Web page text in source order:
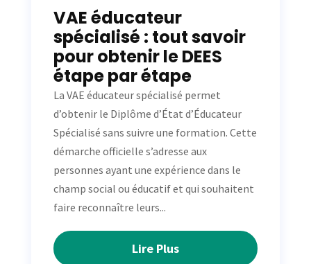
VAE éducateur
spécialisé : tout savoir
pour obtenir le DEES
étape par étape
La VAE éducateur spécialisé permet
d’obtenir le Diplôme d’État d’Éducateur
Spécialisé sans suivre une formation. Cette
démarche officielle s’adresse aux
personnes ayant une expérience dans le
champ social ou éducatif et qui souhaitent
faire reconnaître leurs...
Lire Plus